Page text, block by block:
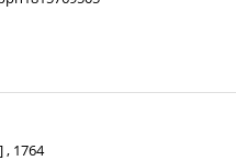
1764